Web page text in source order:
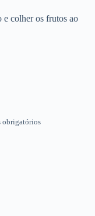
e colher os frutos ao
obrigatórios